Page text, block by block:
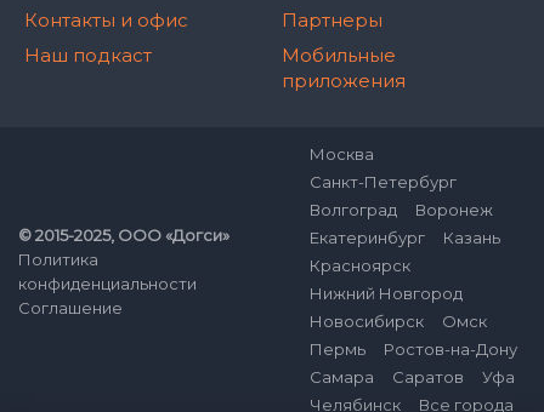
Контакты и офис
Наш подкаст
Партнеры
Мобильные
приложения
© 2015-2025, ООО «Догси»
Политика
конфиденциальности
Соглашение
Москва
Санкт-Петербург
Волгоград
Воронеж
Екатеринбург
Казань
Красноярск
Нижний Новгород
Новосибирск
Омск
Пермь
Ростов-на-Дону
Самара
Саратов
Уфа
Челябинск
Все города